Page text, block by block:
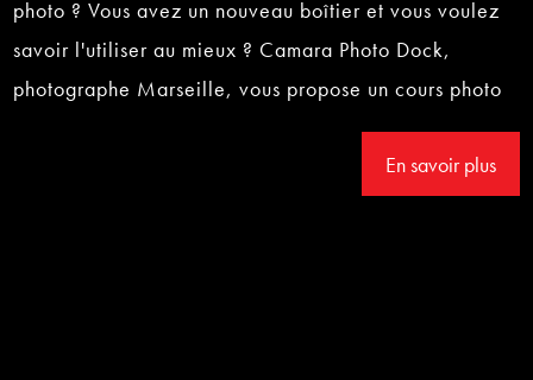
photo ? Vous avez un nouveau boîtier et vous voulez
savoir l'utiliser au mieux ? Camara Photo Dock,
photographe Marseille, vous propose un cours photo
En savoir plus